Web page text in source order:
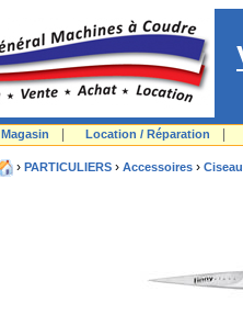
Magasin Location / Réparation
› PARTICULIERS › Accessoires ›